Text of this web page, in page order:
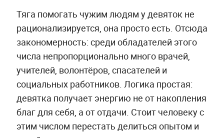
Тяга помогать чужим людям у девяток не
рационализируется, она просто есть. Отсюда
закономерность: среди обладателей этого
числа непропорционально много врачей,
учителей, волонтёров, спасателей и
социальных работников. Логика простая:
девятка получает энергию не от накопления
благ для себя, а от отдачи. Стоит человеку с
этим числом перестать делиться опытом и